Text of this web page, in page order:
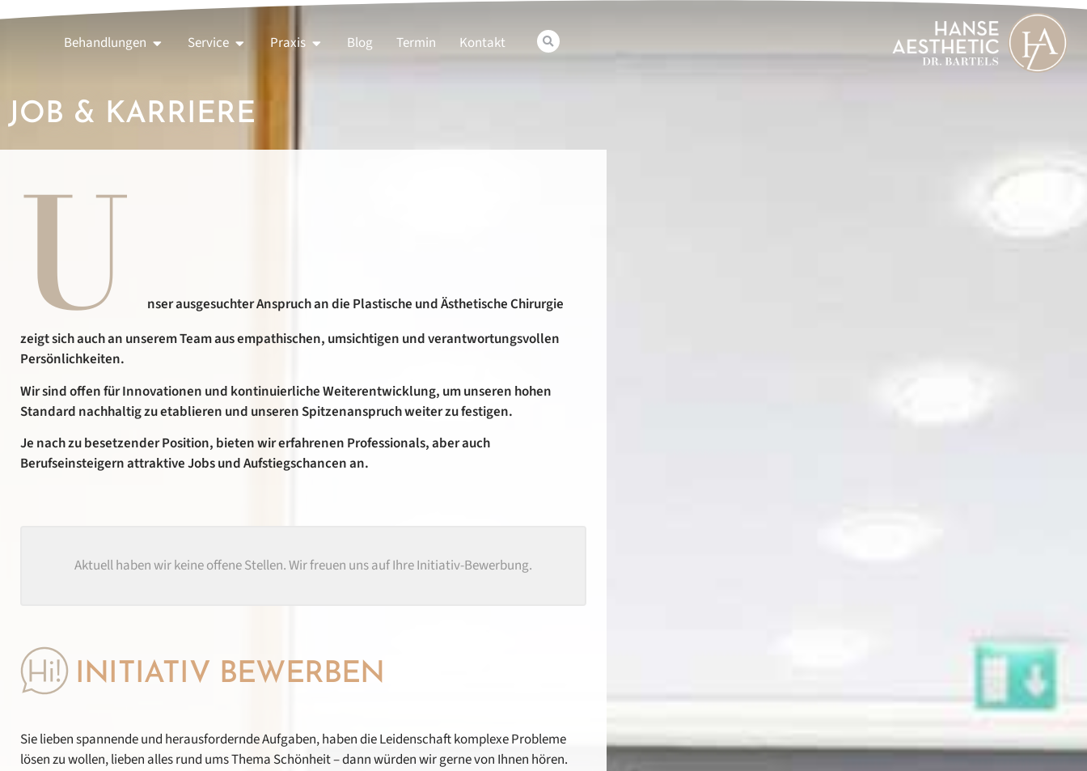
Behandlungen Service Praxis Blog Termin Kontakt
JOB & KARRIERE
U
nser ausgesuchter Anspruch an die Plastische und Ästhetische Chirurgie
zeigt sich auch an unserem Team aus empathischen, umsichtigen und verantwortungsvollen
Persönlichkeiten.
Wir sind offen für Innovationen und kontinuierliche Weiterentwicklung, um unseren hohen
Standard nachhaltig zu etablieren und unseren Spitzenanspruch weiter zu festigen.
Je nach zu besetzender Position, bieten wir erfahrenen Professionals, aber auch
Berufseinsteigern attraktive Jobs und Aufstiegschancen an.
Aktuell haben wir keine offene Stellen. Wir freuen uns auf Ihre Initiativ-Bewerbung.
INITIATIV BEWERBEN
Sie lieben spannende und herausfordernde Aufgaben, haben die Leidenschaft komplexe Probleme
lösen zu wollen, lieben alles rund ums Thema Schönheit – dann würden wir gerne von Ihnen hören.